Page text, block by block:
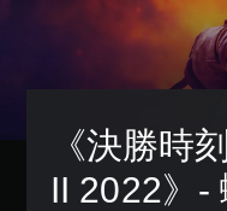
《決勝時
II 2022》-